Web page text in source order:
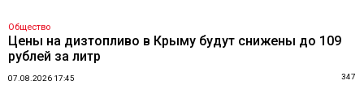
Общество
Цены на дизтопливо в Крыму будут снижены до 109
рублей за литр
07.08.2026 17:45 347